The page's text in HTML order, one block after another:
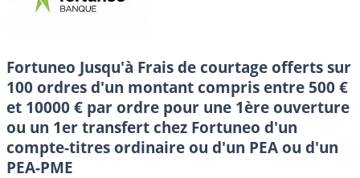
Fortuneo Jusqu'à Frais de courtage offerts sur
100 ordres d'un montant compris entre 500 €
et 10000 € par ordre pour une 1ère ouverture
ou un 1er transfert chez Fortuneo d'un
compte-titres ordinaire ou d'un PEA ou d'un
PEA-PME